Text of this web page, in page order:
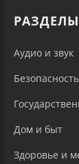
Аудио и звук
Безопасность
Дом и быт
Здоровье и